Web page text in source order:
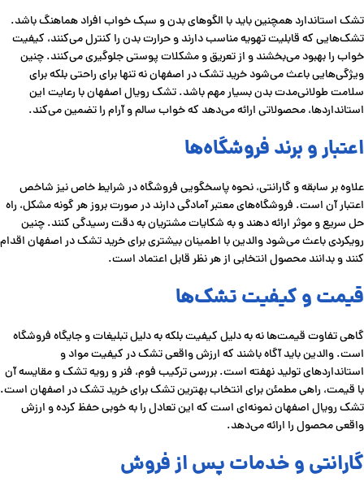
تشک استاندارد همچنین باید با الگوهای بدن و سبک خواب افراد هماهنگ باشد.
تشک‌هایی که قابلیت تهویه مناسب دارند و حرارت بدن را کنترل می‌کنند، کیفیت
خواب را بهبود می‌بخشند و از تعریق و مشکلات پوستی جلوگیری می‌کنند. چنین
ویژگی‌هایی باعث می‌شود خرید تشک در اصفهان نه تنها برای راحتی بلکه برای
سلامت طولانی‌مدت بدن بسیار مهم باشد. تشک رویال اصفهان با رعایت این
استانداردها، محصولاتی ارائه می‌دهد که خواب سالم و آرام را تضمین می‌کند.
اعتبار و برند فروشگاه‌ها
علاوه بر سابقه و گارانتی، نحوه پاسخگویی فروشگاه در شرایط خاص نیز شاخص
اعتبار آن است. فروشگاه‌های معتبر آمادگی دارند در صورت بروز هر گونه مشکل، راه
حل سریع و موثر ارائه دهند و به شکایات مشتریان به دقت رسیدگی کنند. چنین
رویکردی باعث می‌شود والدین با اطمینان بیشتری برای خرید تشک در اصفهان اقدام
کنند و بدانند محصول انتخابی از هر نظر قابل اعتماد است.
قیمت و کیفیت تشک‌ها
گاهی تفاوت قیمت‌ها نه به دلیل کیفیت بلکه به دلیل تبلیغات و جایگاه فروشگاه
است. والدین باید آگاه باشند که ارزش واقعی تشک در کیفیت مواد و
استانداردهای تولید نهفته است. بررسی ترکیب فوم، فنر و رویه تشک و مقایسه آن
با قیمت، راهی مطمئن برای انتخاب بهترین تشک برای خرید تشک در اصفهان است.
تشک رویال اصفهان نمونه‌ای است که این تعادل را به خوبی حفظ کرده و ارزش
واقعی محصول را ارائه می‌دهد.
گارانتی و خدمات پس از فروش